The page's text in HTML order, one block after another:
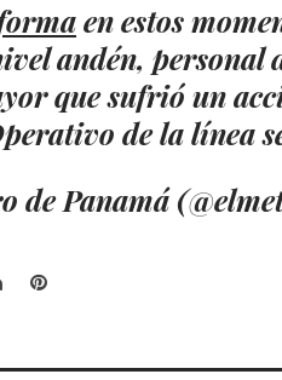
en estos
andén, personal
que sufrió un
de la línea
de Panamá
LinkedInPinterest